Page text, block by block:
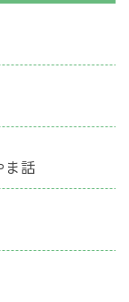
話